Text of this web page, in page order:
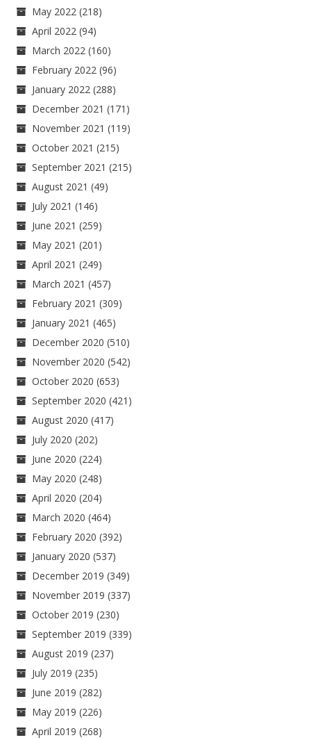
May 2022 (218)
April 2022 (94)
March 2022 (160)
February 2022 (96)
January 2022 (288)
December 2021 (171)
November 2021 (119)
October 2021 (215)
September 2021 (215)
August 2021 (49)
July 2021 (146)
June 2021 (259)
May 2021 (201)
April 2021 (249)
March 2021 (457)
February 2021 (309)
January 2021 (465)
December 2020 (510)
November 2020 (542)
October 2020 (653)
September 2020 (421)
August 2020 (417)
July 2020 (202)
June 2020 (224)
May 2020 (248)
April 2020 (204)
March 2020 (464)
February 2020 (392)
January 2020 (537)
December 2019 (349)
November 2019 (337)
October 2019 (230)
September 2019 (339)
August 2019 (237)
July 2019 (235)
June 2019 (282)
May 2019 (226)
April 2019 (268)